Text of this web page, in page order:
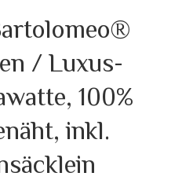
/ Luxus-
100%
inkl.